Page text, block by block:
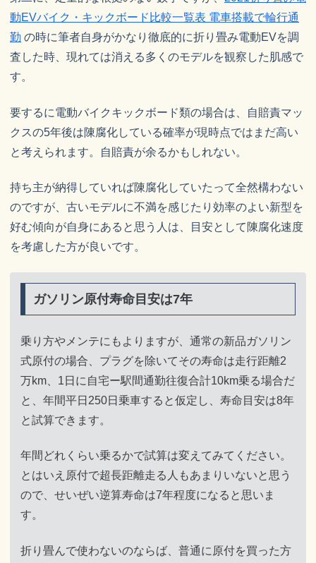
動EVバイク・キックボード比較一覧表 電車搭載で輪行通
勤 の時に筆者自身がかなり徹底的に折り畳み電動EVを調
査した時、現れては消える多くのモデルを観察した肌感で
す。
要するに電動バイクキックボード類の場合は、自賠責マッ
クスの5年後は陳腐化している確率が現時点ではまだ高い
と考えられます。自賠責が余るかもしれない。
持ち主が納得していれば陳腐化していたって全然構わない
のですが、古いモデルに不満を感じたり効率のよい新型を
好む傾向が自身にあると思う人は、目安として陳腐化速度
を考慮した方が良いです。
ガソリン原付寿命目安は7年
乗り方やメンテにもよりますが、通常の新品ガソリン
式原付の場合、プラグを除いてその寿命は走行距離2
万km、1日に自宅ー駅間通勤往復合計10km乗る場合だ
と、年間平日250日乗車すると仮定し、寿命目安は8年
と試算できます。
年間どれくらい乗るかで試算は変えてみてください。
とはいえ原付で超長距離走る人もあまりいないと思う
ので、せいぜい逆算寿命は7年程度になると思いま
す。
折り畳んで使わないのならば、普通に原付を買った方